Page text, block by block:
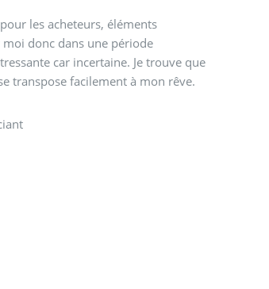
les acheteurs, éléments
donc dans une période
transpose facilement à mon rêve.